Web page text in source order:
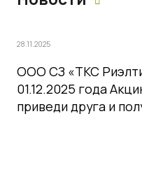
28.11.2025
ООО СЗ «ТКС
01.12.2025 года
приведи друга и